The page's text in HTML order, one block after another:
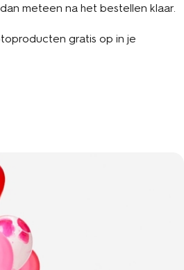
meteen na het bestellen klaar.
gratis op in je